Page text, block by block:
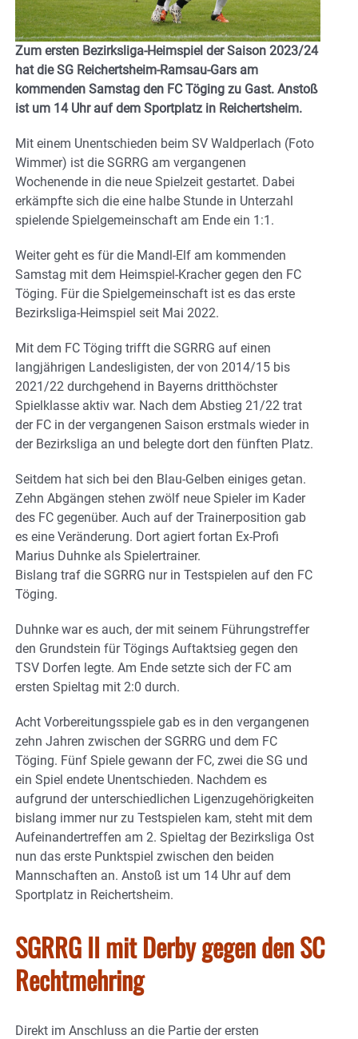
Zum ersten Bezirksliga-Heimspiel der Saison 2023/24
hat die SG Reichertsheim-Ramsau-Gars am
kommenden Samstag den FC Töging zu Gast. Anstoß
ist um 14 Uhr auf dem Sportplatz in Reichertsheim.
Mit einem Unentschieden beim SV Waldperlach (Foto
Wimmer) ist die SGRRG am vergangenen
Wochenende in die neue Spielzeit gestartet. Dabei
erkämpfte sich die eine halbe Stunde in Unterzahl
spielende Spielgemeinschaft am Ende ein 1:1.
Weiter geht es für die Mandl-Elf am kommenden
Samstag mit dem Heimspiel-Kracher gegen den FC
Töging. Für die Spielgemeinschaft ist es das erste
Bezirksliga-Heimspiel seit Mai 2022.
Mit dem FC Töging trifft die SGRRG auf einen
langjährigen Landesligisten, der von 2014/15 bis
2021/22 durchgehend in Bayerns dritthöchster
Spielklasse aktiv war. Nach dem Abstieg 21/22 trat
der FC in der vergangenen Saison erstmals wieder in
der Bezirksliga an und belegte dort den fünften Platz.
Seitdem hat sich bei den Blau-Gelben einiges getan.
Zehn Abgängen stehen zwölf neue Spieler im Kader
des FC gegenüber. Auch auf der Trainerposition gab
es eine Veränderung. Dort agiert fortan Ex-Profi
Marius Duhnke als Spielertrainer.
Bislang traf die SGRRG nur in Testspielen auf den FC
Töging.
Duhnke war es auch, der mit seinem Führungstreffer
den Grundstein für Tögings Auftaktsieg gegen den
TSV Dorfen legte. Am Ende setzte sich der FC am
ersten Spieltag mit 2:0 durch.
Acht Vorbereitungsspiele gab es in den vergangenen
zehn Jahren zwischen der SGRRG und dem FC
Töging. Fünf Spiele gewann der FC, zwei die SG und
ein Spiel endete Unentschieden. Nachdem es
aufgrund der unterschiedlichen Ligenzugehörigkeiten
bislang immer nur zu Testspielen kam, steht mit dem
Aufeinandertreffen am 2. Spieltag der Bezirksliga Ost
nun das erste Punktspiel zwischen den beiden
Mannschaften an. Anstoß ist um 14 Uhr auf dem
Sportplatz in Reichertsheim.
SGRRG II mit Derby gegen den SC
Rechtmehring
Direkt im Anschluss an die Partie der ersten